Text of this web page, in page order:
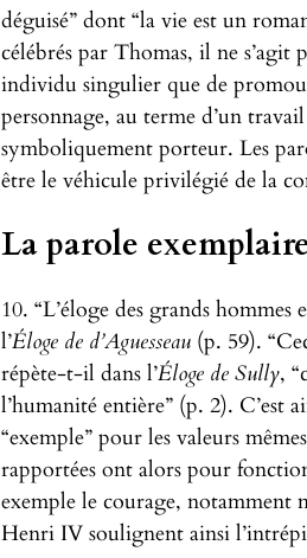
déguisé” dont “la vie est un
célébrés par Thomas, il ne
individu singulier que de
personnage, au terme d’un
symboliquement porteur. Les
être le véhicule privilégié de la
La parole
10. “L’éloge des grands
l’Éloge de d’Aguesseau (p. 59).
répète-t-il dans l’Éloge de Sully,
l’humanité entière” (p. 2). C’est
“exemple” pour les valeurs
rapportées ont alors pour
exemple le courage, notamment
Henri IV soulignent ainsi